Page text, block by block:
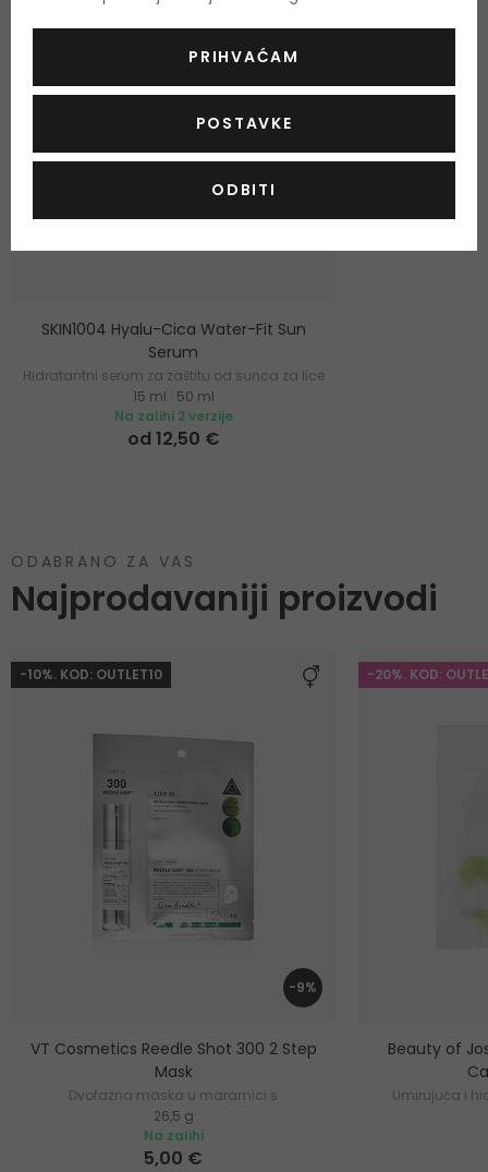
SKIN1004 Hyalu-Cica Water-Fit Sun
Serum
Hidratantni serum za zaštitu od sunca za lice
15 ml
50 ml
Na zalihi 2 verzije
od 12,50 €
ODABRANO ZA VAS
Najprodavaniji proizvodi
-10%. KOD: OUTLET10
-9%
VT Cosmetics Reedle Shot 300 2 Step
Mask
Dvofazna maska u maramici s
mikroiglicama
26,5 g
Na zalihi
5,00 €
-20%. KOD:
Beauty of
Umirujuća i
PRIHVAĆAM
POSTAVKE
ODBITI